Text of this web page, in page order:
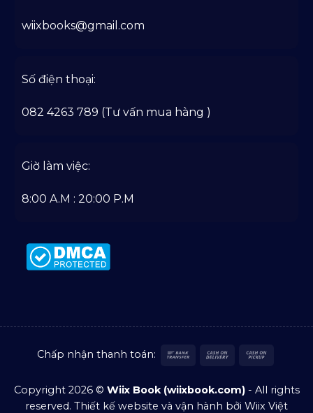
wiixbooks@gmail.com
Số điện thoại:
082 4263 789 (Tư vấn mua hàng )
Giờ làm việc:
8:00 A.M : 20:00 P.M
Chấp nhận thanh toán:
Bank
Cash
DeliveryPickup
Copyright 2026 © Wiix Book (wiixbook.com)- All rights
reserved. Thiết kế website và vận hành bởi Wiix Việt